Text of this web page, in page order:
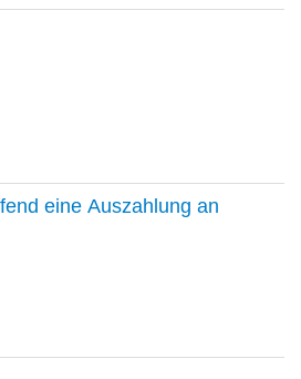
eine Auszahlung an